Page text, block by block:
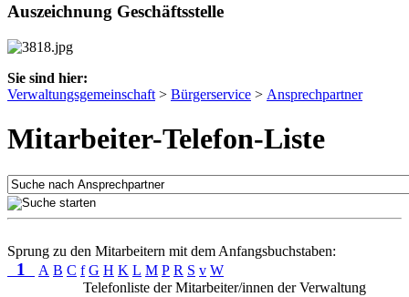
Auszeichnung Geschäftsstelle
Sie sind hier:
Verwaltungsgemeinschaft > Bürgerservice > Ansprechpartner
Mitarbeiter-Telefon-Liste
Sprung zu den Mitarbeitern mit dem Anfangsbuchstaben:
1 A B C f G H K L M P R S v W
Telefonliste der Mitarbeiter/innen der Verwaltung